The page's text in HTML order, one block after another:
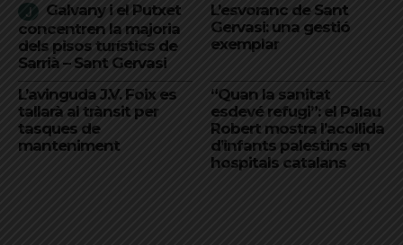
Galvany i el Putxet
concentren la majoria
dels pisos turístics de
Sarrià – Sant Gervasi
L’esvoranc de Sant
Gervasi: una gestió
exemplar
L’avinguda J.V. Foix es
tallarà al trànsit per
tasques de
manteniment
“Quan la sanitat
esdevé refugi”: el Palau
Robert mostra l’acollida
d’infants palestins en
hospitals catalans